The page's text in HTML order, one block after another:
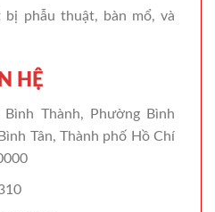
bị phẫu thuật, bàn mổ, và
HỆ
Thành, Phường Bình
Tân, Thành phố Hồ Chí